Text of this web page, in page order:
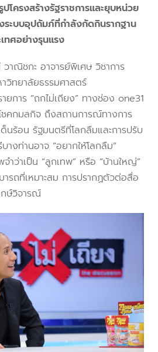
โครงสร้างรัฐราชการและยุบหน่วย
ระบบอุปถัมภ์ที่กำลังกัดกินรากฐาน
ทศอย่างรุนแรง
าณิชกะ อาจารย์พิเศษ วิชาการ
วิทยาลัยธรรมศาสตร์
ยการ “ถกไม่เถียง” ทางช่อง one31
ชคกมลกิจ ถึงสถานการณ์ทางการ
นร้อน รัฐมนตรีที่โลกลืมและการปรับ
างท่านอาจ “อยากให้โลกลืม”
จำว่าเป็น “ลูกเทพ” หรือ “บ้านใหญ่”
ารถที่เหมาะสม การปรากฏตัวต่อสื่อ
ษ์วิจารณ์